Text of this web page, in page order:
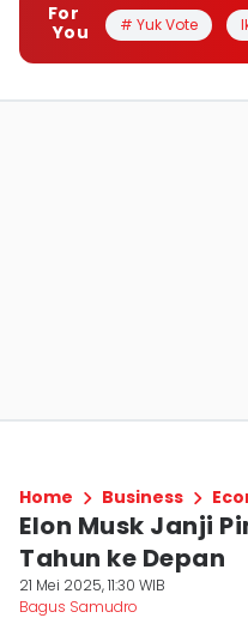
For
You
# Yuk Vote
Home Business
Elon Musk Janji
Tahun ke Depan
21 Mei 2025, 11:30 WIB
Bagus Samudro